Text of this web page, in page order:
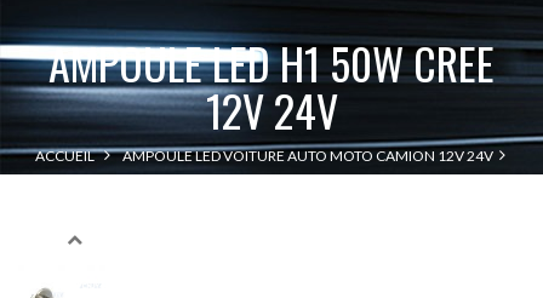
AMPOULE LED H1 50W CREE
12V 24V
ACCUEIL
AMPOULE LED VOITURE AUTO MOTO CAMION 12V 24V